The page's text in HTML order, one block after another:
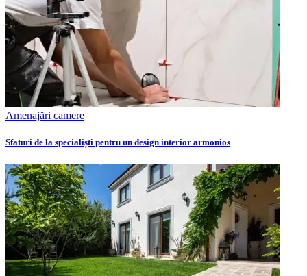
Amenajări camere
Sfaturi de la specialiști pentru un design interior armonios